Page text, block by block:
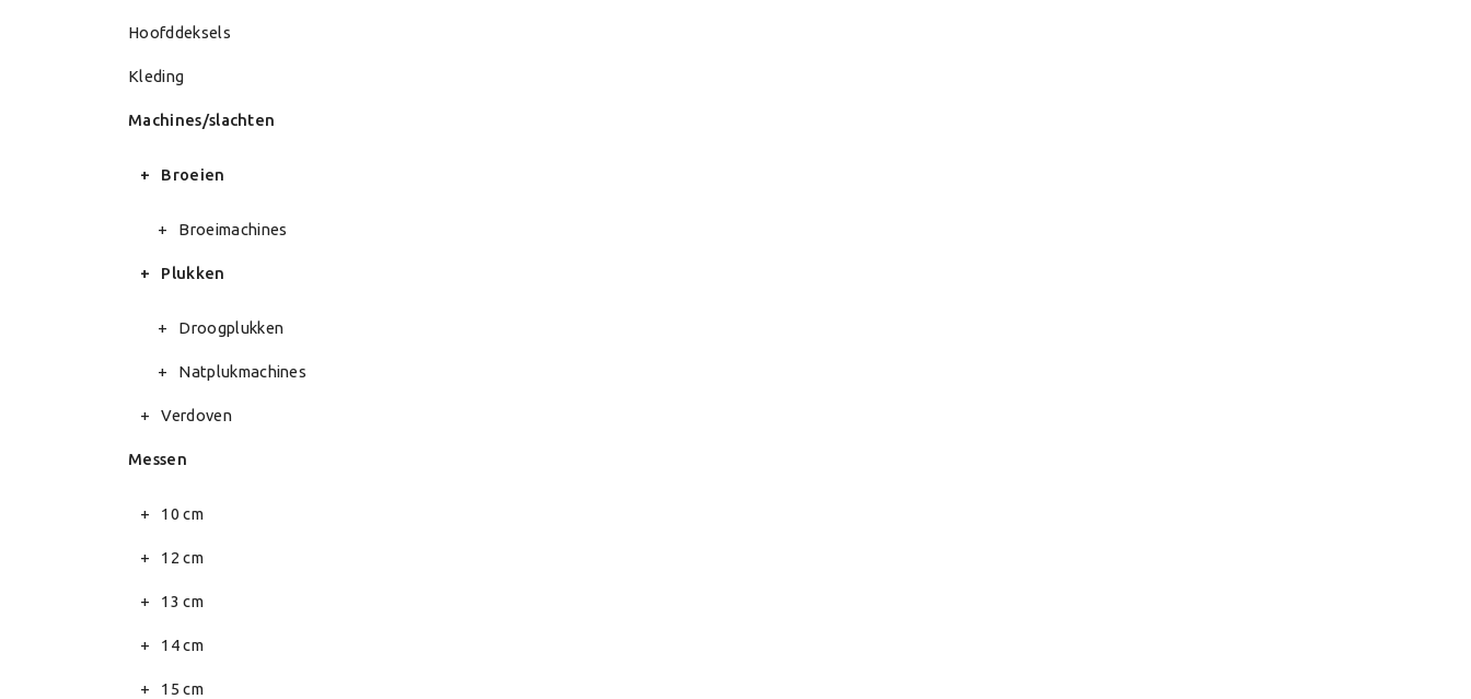
Hoofddeksels
Kleding
Machines/slachten
Broeien
Broeimachines
Plukken
Droogplukken
Natplukmachines
Verdoven
Messen
10 cm
12 cm
13 cm
14 cm
15 cm